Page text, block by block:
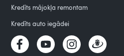
Kredīts mājokļa remontam
Kredīts auto iegādei